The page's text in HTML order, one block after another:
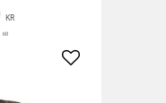
KR
KR
Lägg till i